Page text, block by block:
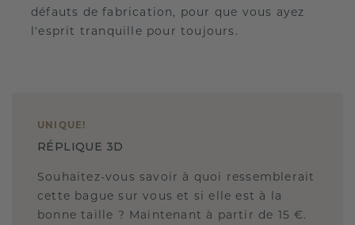
défauts de fabrication, pour que vous ayez
l'esprit tranquille pour toujours.
UNIQUE !
RÉPLIQUE 3D
Souhaitez-vous savoir à quoi ressemblerait
cette bague sur vous et si elle est à la
bonne taille ? Maintenant à partir de 15 €.